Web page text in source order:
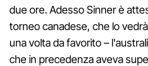
due ore. Adesso Sinner è
torneo canadese, che lo
una volta da favorito –
che in precedenza aveva